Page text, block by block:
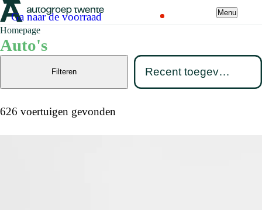
Menu
Homepage
Auto's
Ga naar de voorraad
626 voertuigen gevonden
Filteren